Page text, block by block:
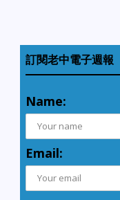
訂閱老中電子週報
Name:
Email: